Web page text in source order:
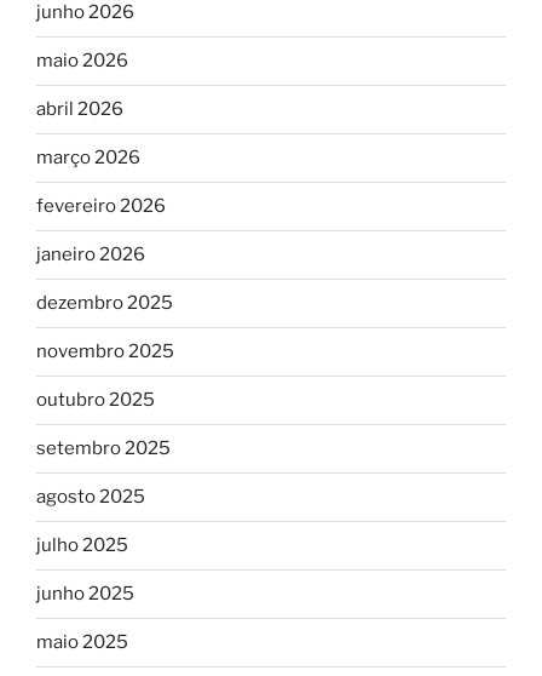
junho 2026
maio 2026
abril 2026
março 2026
fevereiro 2026
janeiro 2026
dezembro 2025
novembro 2025
outubro 2025
setembro 2025
agosto 2025
julho 2025
junho 2025
maio 2025